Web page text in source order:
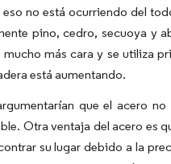
no está ocurriendo del
pino, cedro, secuoya y
mucho más cara y se utiliza
está aumentando.
que el acero
Otra ventaja del acero es
su lugar debido a la